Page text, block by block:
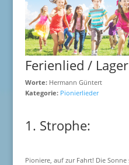
Ferienlied /
Worte:Hermann Güntert
Kategorie: Pionierlieder
1. Strophe:
Pioniere, auf zur Fahrt! Die